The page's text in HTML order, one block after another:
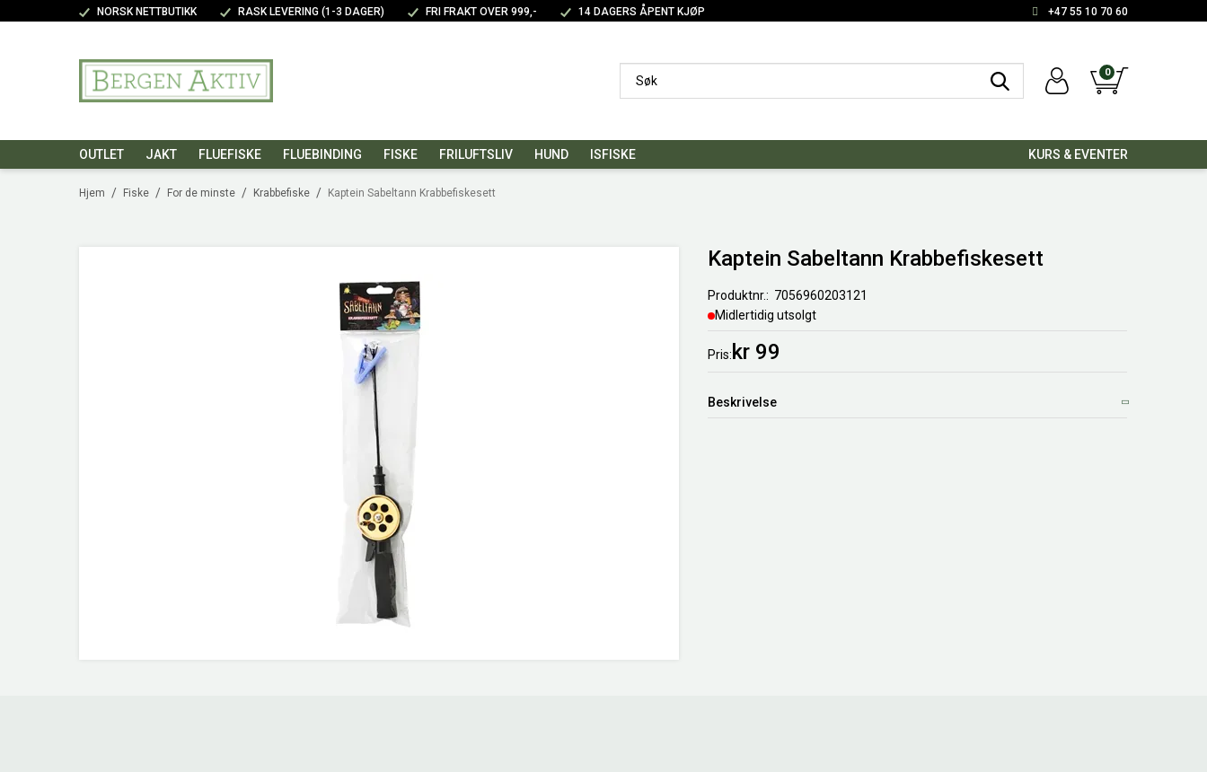
NORSK NETTBUTIKK RASK LEVERING (1-3 DAGER) FRI FRAKT OVER 999,- 14 DAGERS ÅPENT KJØP +47 55 10 70 60
0
OUTLET JAKT FLUEFISKE FLUEBINDING FISKE FRILUFTSLIV HUND ISFISKE KURS & EVENTER
/
Hjem /
Fiske /
For de minste /
Krabbefiske Kaptein Sabeltann Krabbefiskesett
Kaptein Sabeltann Krabbefiskesett
Produktnr.
7056960203121
Midlertidig utsolgt
Pris kr 99
Beskrivelse